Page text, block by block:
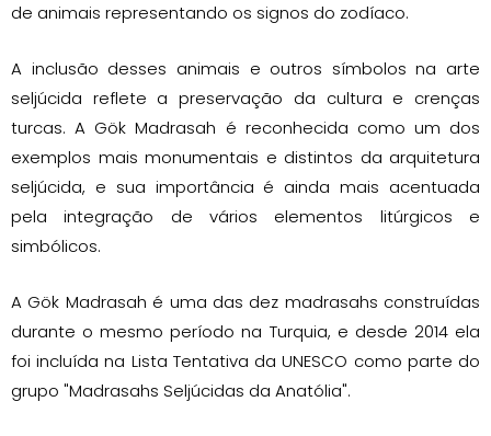
de animais representando os signos do zodíaco.
A inclusão desses animais e outros símbolos na arte
seljúcida reflete a preservação da cultura e crenças
turcas. A Gök Madrasah é reconhecida como um dos
exemplos mais monumentais e distintos da arquitetura
seljúcida, e sua importância é ainda mais acentuada
pela integração de vários elementos litúrgicos e
simbólicos.
A Gök Madrasah é uma das dez madrasahs construídas
durante o mesmo período na Turquia, e desde 2014 ela
foi incluída na Lista Tentativa da UNESCO como parte do
grupo "Madrasahs Seljúcidas da Anatólia".